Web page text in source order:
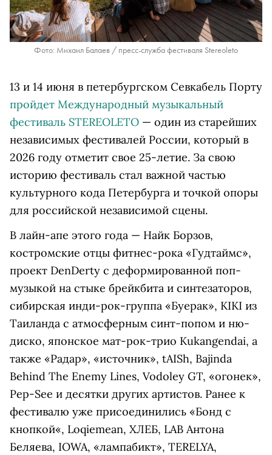
Фото: Михаил Балаев / пресс-служба фестиваля Stereoleto
13 и 14 июня в петербургском Севкабель Порту
пройдет Международный музыкальный
фестиваль STEREOLETO — один из старейших
независимых фестивалей России, который в
2026 году отметит свое 25-летие. За свою
историю фестиваль стал важной частью
культурного кода Петербурга и точкой опоры
для российской независимой сцены.
В лайн-апе этого года — Найк Борзов,
костромские отцы фитнес-рока «Гудтаймс»,
проект DenDerty с деформированной поп-
музыкой на стыке брейкбита и синтезаторов,
сибирская инди-рок-группа «Буерак», KIKI из
Таиланда с атмосферным синт-попом и ню-
диско, японское мат-рок-трио Kukangendai, а
также «Радар», «источник», tAISh, Bajinda
Behind The Enemy Lines, Vodoley GT, «огонек»,
Pep-See и десятки других артистов. Ранее к
фестивалю уже присоединились «Бонд с
кнопкой«, Loqiemean, ХЛЕБ, LAB Антона
Беляева, IOWA, «лампабикт», TERELYA,